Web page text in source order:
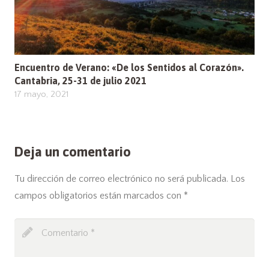
Encuentro de Verano: «De los Sentidos al Corazón».
Cantabria, 25-31 de julio 2021
17 mayo, 2021
Deja un comentario
Tu dirección de correo electrónico no será publicada. Los
campos obligatorios están marcados con *